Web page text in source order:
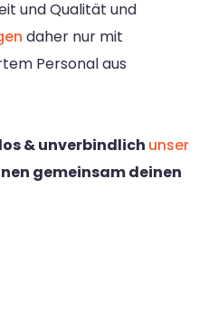
und Qualität und
daher nur mit
Personal aus
& unverbindlich unser
gemeinsam deinen